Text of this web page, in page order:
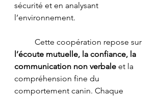
sécurité et en analysant
l’environnement.
	Cette coopération repose sur
l’écoute mutuelle, la confiance, la
communication non verbale et la
compréhension fine du
comportement canin. Chaque